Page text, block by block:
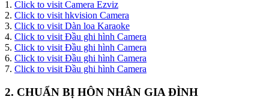
1. Click to visit Camera Ezviz
2. Click to visit hkvision Camera
3. Click to visit Dàn loa Karaoke
4. Click to visit Đầu ghi hình Camera
5. Click to visit Đầu ghi hình Camera
6. Click to visit Đầu ghi hình Camera
7. Click to visit Đầu ghi hình Camera
2. CHUẨN BỊ HÔN NHÂN GIA ĐÌNH